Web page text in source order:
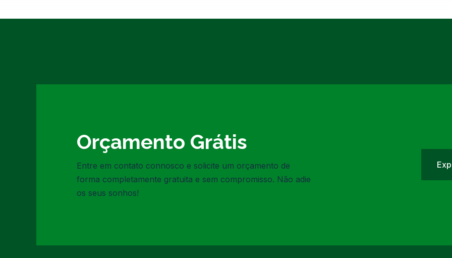
Orçamento Grátis
Entre em contato connosco e solicite um orçamento de
forma completamente gratuita e sem compromisso. Não adie
os seus sonhos!